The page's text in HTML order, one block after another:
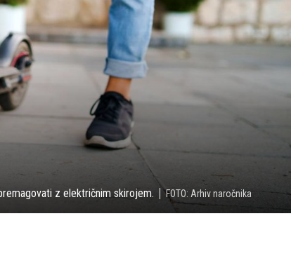
z električnim skirojem. FOTO: Arhiv naročnika